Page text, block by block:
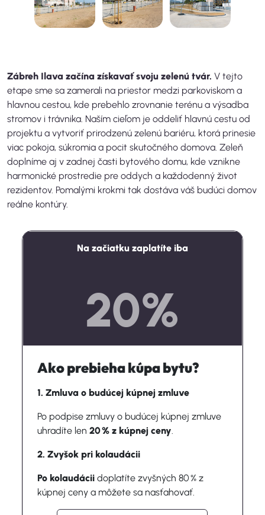
Zábreh Ilava začína získavať svoju zelenú tvár. V tejto
etape sme sa zamerali na priestor medzi parkoviskom a
hlavnou cestou, kde prebehlo zrovnanie terénu a výsadba
stromov i trávnika. Naším cieľom je oddeliť hlavnú cestu od
projektu a vytvoriť prirodzenú zelenú bariéru, ktorá prinesie
viac pokoja, súkromia a pocit skutočného domova. Zeleň
doplníme aj v zadnej časti bytového domu, kde vznikne
harmonické prostredie pre oddych a každodenný život
rezidentov. Pomalými krokmi tak dostáva váš budúci domov
reálne kontúry.
Na začiatku zaplatíte iba
20%
Ako prebieha kúpa bytu?
1. Zmluva o budúcej kúpnej zmluve
Po podpise zmluvy o budúcej kúpnej zmluve
uhradíte len20 % z kúpnej ceny.
2. Zvyšok pri kolaudácii
Po kolaudácii doplatíte zvyšných 80 % z
kúpnej ceny a môžete sa nasťahovať.